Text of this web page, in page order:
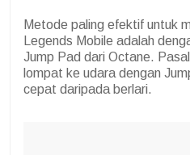
Metode paling efektif untuk
Legends Mobile adalah
Jump Pad dari Octane.
lompat ke udara dengan
cepat daripada berlari.